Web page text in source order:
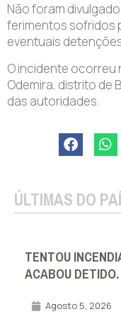
Não foram
ferimentos sofridos
eventuais
O incidente ocorreu
Odemira, distrito de
das autoridades.
ÚLTIMAS DO
TENTOU
ACABOU
Agosto 5, 2026